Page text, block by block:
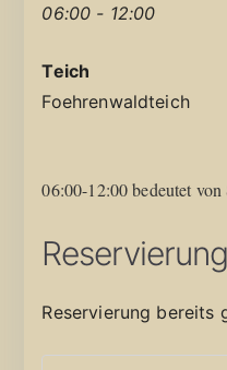
06:00 - 12:00
Teich
Foehrenwaldteich
06:00-12:00 bedeutet
Reservierung
Reservierung bereits